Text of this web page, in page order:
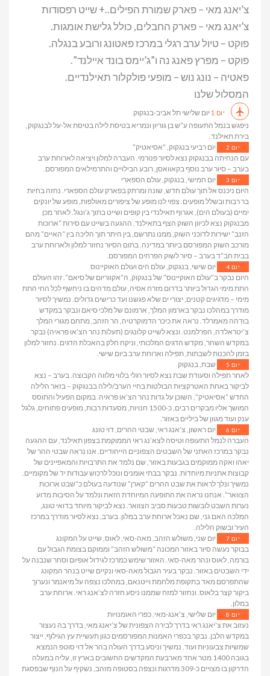
צ’יאנג מאי – פארק שמורת הפילים..+ שייט רפסודות
צ’יאנג מאי – פארק החבלים, כולל גלישת אומגות.
פוקט – טיול ערב רגלי במרכז פאטונג ורובע בנגלה.
פוקט – מפרץ פאנג נה ו”ג’יימס בונד איילנד”.
פאטיה – נונג נוש – מופעי פולקלור תאילנדיים.
המסלול שלנו
יום 1
יום שלישי תל אביב-בנגקוק
ניפגש בנמל התעופה ע”ש בן גוריון ונמריא בטיסת לילה בטיסת אל-על לבנגקוק,
בירת תאילנד.
יום 2
יום רביעי בנגקוק, “אסיאטיק”
עם הנחיתה בבנגקוק נצא לסיור פנורמי. העברה למלון ויציאה לארוחת ערב
בערב – סיור ערב נוסף בקאוואסן, רובע הבילויים והתרמילאים המפורסם.
יום 3
יום חמישי, בנגקוק, עולם הספארי
היום ניכנס אל תוך עולם חדש, שונה ומרתק בפארק עולם הספארי. נחזה בחיות
בר רבות ובשלל מופעים. צפוי לנו מופע של ציפורים מאולפות, מופע של יונקים
ימיים (בעולם הים), אגרוף תאילנדי בין קופים ושייט בתוך ג’ונגל. לאחר מכן
מבנגקוק נצא לכיוון השוק הצף בתאילנד, ההגעה בשייט עם סירות “ארוכות
הזנב” ישירות לדוכני השוק, ממנו נתרשם, בין היתר תוך הליכה בין “האיים” מהם
מורכב השוק המפורסם ביותר במדינה. בתום הסיור נחזור למלון ולארוחת ערב
בבית חב”ד בערב – סיור לשוק הפרחים המפורסם.
יום 4
יום שישי, בנגקוק, עולם הים ועולם האוקיינוס
היום נבקר ב”עולם האוקיינוס” של בנגקוק, ה”אקווריום של סיאם”. זהו העולם
התת מימי הגדול ביותר בדרום מזרח אסיה, עולם מדהים בו ניחשף לכל החי התת
מימי – מדגיגים קטנים, יצורי ים שלא פגשנו ועד כרישים גדולים. נמשיך לסיור
מודרך במהלכו נבקר בארמון המלך, ארמונם של מלכי סיאם ונבקר במקדש
בודהה מאמרלד. נראה את כיכר הדמוקרטיה, הר הזהב, מתחם מגורי המלך
צ’יטראלדה, הפרלמנט. ונצא לשייט קלונגים (תעלות נהר הצ’או פראיה) נבקר
במקדש השחר, מקדש הדגים המלכותי, וניקח חלק בהאכלת הדגים. נחזור למלון
בזמן להכנות לשבתות, תפילה וארוחת ערב ביום שישי.
יום 5
שבת, בנגקוק
לאחר תפילה וסעודת שבת נצא לסיור רגלי בלווי מלווה הקבוצה. בערב – נצא
לביקור באחת האטרקציות הבולטות בחיי הערב/לילה בבנגקוק – בזאר הלילה
החדש “אסיאטיק”, השוכן על גדות נהר הצ’או פראיה. במקום הפעיל והתוסס
המושך אליו מבקרים רבים, כ-1500 חנויות, מסעדות רבות, מופעים פתוחים, גלגל
ענק ועוד מגוון של ביליים באזור.
יום 6
יום ראשון, צ’אנג ראי, שבטי ההרים, דוי טונג
העברה לנמל התעופה וטיסה לצא’נג ראי הממוקמת בצפון תאילנד, עם ההגעה
נבקר במרכז האתני של השבטים הצפוניים הייחודיים. אנו נראה שבטי ההר של
יאהו ואקה ממוקמים בגבעות באזור, שם נלמד את התרבויות והמאפיינים של
קבוצות אתניות מיוחדות. נבקר בבתי אומנים ונוכל לרכוש עבודות יד של מקומיים.
נמשיך ונלך לראות את שבט ההרים “קארן” שנודעה בעולם כ”שבט ארוכות
הצוואר”. אנחנו נראה את התופעה המיוחדת הזאת ונלמד על הסיבות מדוע
נערות השבט לובשות טבעות סביב הצוואר. נצא לביקור מיוחד בדואי טונג,
המלכה האם גני, שם נאכל ארוחת ערב במלון. בערב, נצא לסיור מודרך במרכז
העיר ובשוק הלילה.
יום 7
יום שני, משולש הזהב, מאה-סאי, לאוס, שייט על המקונג
בבוקר נעשה סיור באזור המכונה “משולש הזהב” וממוקם בצומת הגבול עם
בורמה, לאוס ונהר מאה-סאי. האזור שימש כמרכז לגידול אופיום וסחר שנבנה על
ידי השבטים באזור. נבקר בעיר הגבול מאה-סאי ונקיים שייט בנהר המקונג
שהתפרסם מאד בתקופת מלחמת וייטנאם, במהלכו נצפה על מיאנמר ונערוך
ביקור קצר בלאוס. ונחזור למזח שממנו ניסע חזרה לצ’אנג ראי. ארוחת ערב
במלון.
יום 8
יום שלישי, צ’אנג-מאי, כפרי האומנויות
נעזוב את צ’יאנג ראי בדרך לבירה הצפונית של צ’יאנג מאי, בדרך בה נעצור
במקדש הלבן. נבקר בכפרי האמנות המפורסמים כגון תעשיית עץ הגילוף, ייצור
שמשיות צבעוניות ועוד. נמשיך וניסע בדרך העולה בהר אל דוי סוטפ הנמצא
בגובה 1400 מטר אחד מארבעת המקדשים החשובים בארץ זו, עליה במעלה
הדרקון בו מצויים כ-309 מדרגות ונצפה בסטופה מזהב, נשקיף על הנוף שבפסגת